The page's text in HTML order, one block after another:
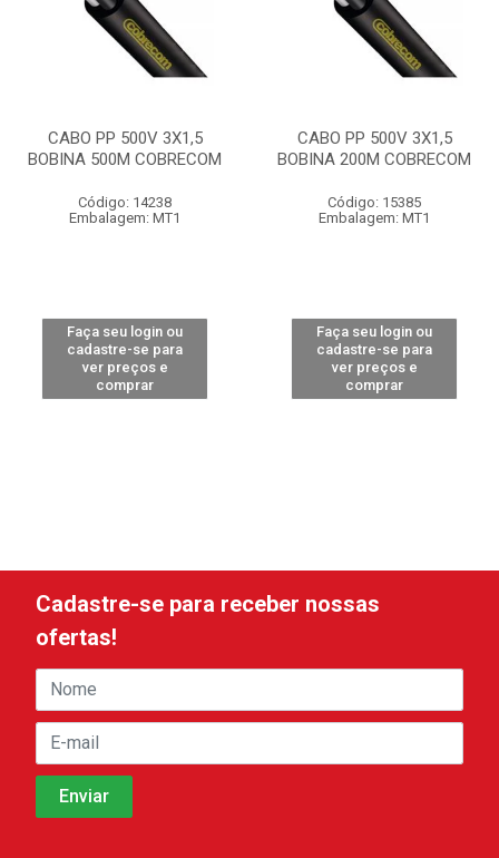
CABO PP 500V 3X1,5
BOBINA 500M COBRECOM
Código: 14238
Embalagem: MT1
Faça seu login ou
cadastre-se para
ver preços e
comprar
CABO PP 500V 3X1,5
BOBINA 200M COBRECOM
Código: 15385
Embalagem: MT1
Faça seu login ou
cadastre-se para
ver preços e
comprar
Cadastre-se para receber nossas
ofertas!